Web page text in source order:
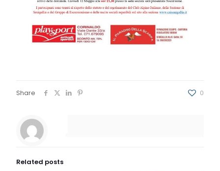
Share 0
Related posts